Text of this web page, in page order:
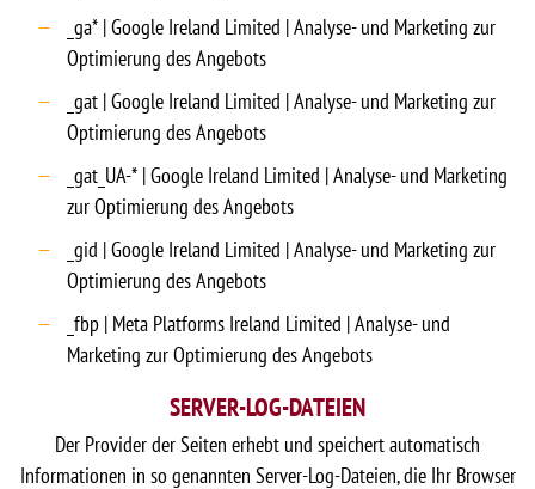
_ga* | Google Ireland Limited | Analyse- und Marketing zur
Optimierung des Angebots
_gat | Google Ireland Limited | Analyse- und Marketing zur
Optimierung des Angebots
_gat_UA-* | Google Ireland Limited | Analyse- und Marketing
zur Optimierung des Angebots
_gid | Google Ireland Limited | Analyse- und Marketing zur
Optimierung des Angebots
_fbp | Meta Platforms Ireland Limited | Analyse- und
Marketing zur Optimierung des Angebots
SERVER-LOG-DATEIEN
Der Provider der Seiten erhebt und speichert automatisch
Informationen in so genannten Server-Log-Dateien, die Ihr Browser